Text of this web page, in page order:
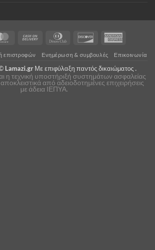
MasterCardCash
Delivery
Dinners
Discover
επιστροφών Ενημέρωση & συμβουλές Επικοινωνία
Lamazi.gr Με επιφύλαξη παντός δικαιώματος .
η τεχνική υποστήριξή συστημάτων ασφαλείας
από αδειοδοτημένες επιχειρήσεις
με άδεια ΙΕΠΥΑ.